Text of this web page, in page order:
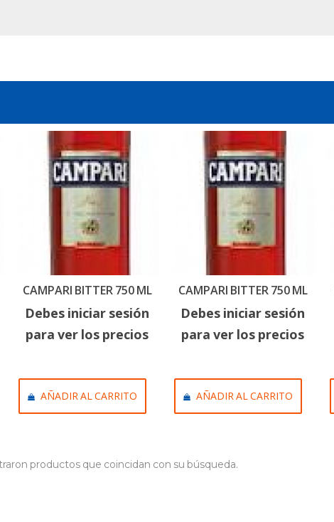
CAMPARI BITTER 750 ML
Debes iniciar sesión
para ver los precios
AÑADIR AL CARRITO
CAMPARI BITTER 750 ML
Debes iniciar sesión
para ver los precios
AÑADIR AL CARRITO
productos que coincidan con su búsqueda.